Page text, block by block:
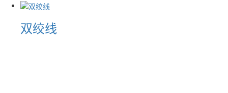
双绞线